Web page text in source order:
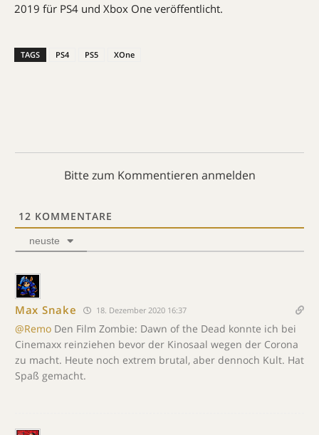
2019 für PS4 und Xbox One veröffentlicht.
TAGS PS4 PS5 XOne
Bitte zum Kommentieren anmelden
12 KOMMENTARE
neuste
Max Snake 18. Dezember 2020 16:37
@Remo Den Film Zombie: Dawn of the Dead konnte ich bei
Cinemaxx reinziehen bevor der Kinosaal wegen der Corona
zu macht. Heute noch extrem brutal, aber dennoch Kult. Hat
Spaß gemacht.